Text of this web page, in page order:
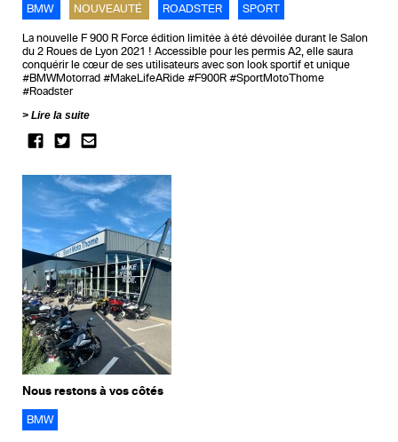
BMW NOUVEAUTÉ ROADSTER SPORT
La nouvelle F 900 R Force édition limitée à été dévoilée durant le Salon
du 2 Roues de Lyon 2021 ! Accessible pour les permis A2, elle saura
conquérir le cœur de ses utilisateurs avec son look sportif et unique
#BMWMotorrad #MakeLifeARide #F900R #SportMotoThome
#Roadster
Lire la suite
Nous restons à vos côtés
BMW